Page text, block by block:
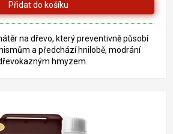
na dřevo, který preventivně působí
a předchází hnilobě, modrání
hmyzem.